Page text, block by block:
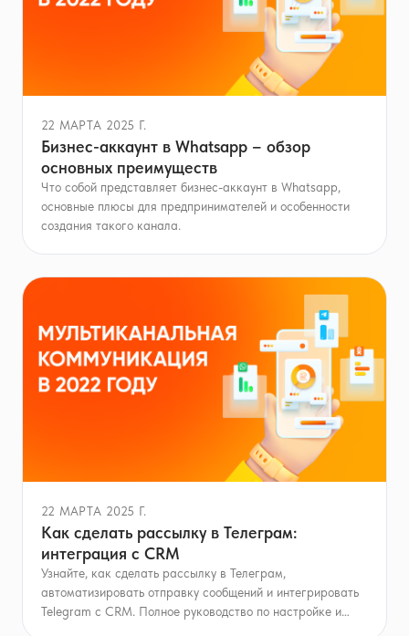
22 МАРТА 2025 Г.
Бизнес-аккаунт в Whatsapp – обзор
основных преимуществ
Что собой представляет бизнес-аккаунт в Whatsapp,
основные плюсы для предпринимателей и особенности
создания такого канала.
22 МАРТА 2025 Г.
Как сделать рассылку в Телеграм:
интеграция с CRM
Узнайте, как сделать рассылку в Телеграм,
автоматизировать отправку сообщений и интегрировать
Telegram с CRM. Полное руководство по настройке и